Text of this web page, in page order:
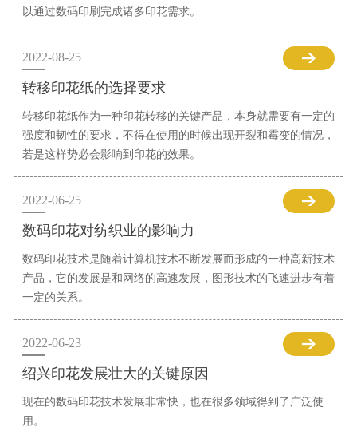
以通过数码印刷完成诸多印花需求。
2022-08-25
转移印花纸的选择要求
转移印花纸作为一种印花转移的关键产品，本身就需要有一定的
强度和韧性的要求，不得在使用的时候出现开裂和霉变的情况，
若是这样势必会影响到印花的效果。
2022-06-25
数码印花对纺织业的影响力
数码印花技术是随着计算机技术不断发展而形成的一种高新技术
产品，它的发展是和网络的高速发展，图形技术的飞速进步有着
一定的关系。
2022-06-23
绍兴印花发展壮大的关键原因
现在的数码印花技术发展非常快，也在很多领域得到了广泛使
用。